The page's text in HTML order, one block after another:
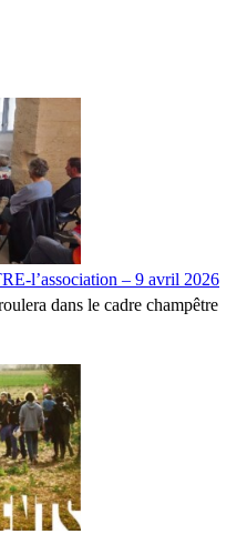
l’association – 9 avril 2026
dans le cadre champêtre